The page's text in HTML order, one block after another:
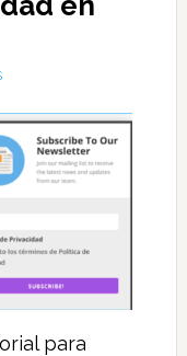
para